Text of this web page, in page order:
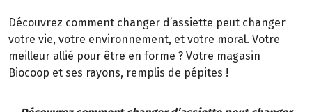
Découvrez comment changer d’assiette peut changer
votre vie, votre environnement, et votre moral. Votre
meilleur allié pour être en forme ? Votre magasin
Biocoop et ses rayons, remplis de pépites !